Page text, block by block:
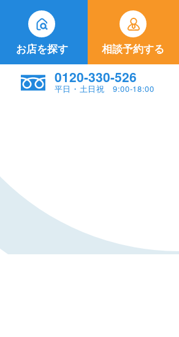
お店を探す 相談予約する
0120-330-526
平日・土日祝 9:00-18:00